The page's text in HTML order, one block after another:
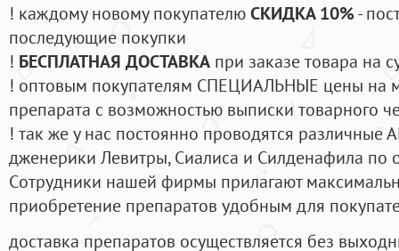
! каждому новому покупателюСКИДКА 10%-
последующие покупки
! БЕСПЛАТНАЯ ДОСТАВКА при заказе товара на
! оптовым покупателям СПЕЦИАЛЬНЫЕ цены на
препарата с возможностью выписки товарного
! так же у нас постоянно проводятся
дженерики Левитры, Сиалиса и Силденафила по
Cотрудники нашей фирмы прилагают
приобретение препаратов удобным для
доставка препаратов осуществляется без